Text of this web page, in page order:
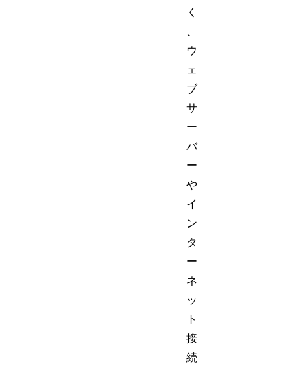
く
ウ
ェ
ブ
サ
ー
バ
ー
や
イ
ン
タ
ー
ネ
ッ
ト
接
続